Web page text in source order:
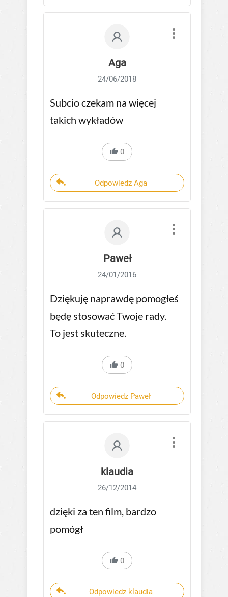
Aga
24/06/2018
Subcio czekam na więcej
takich wykładów
0
Odpowiedz Aga
Paweł
24/01/2016
Dziękuję naprawdę pomogłeś
będę stosować Twoje rady.
To jest skuteczne.
0
Odpowiedz Paweł
klaudia
26/12/2014
dzięki za ten film, bardzo
pomógł
0
Odpowiedz klaudia